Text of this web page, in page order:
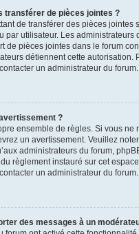
transférer de pièces jointes ?
de transférer des pièces jointes
par utilisateur. Les administrateurs
de pièces jointes dans le forum
détiennent cette autorisation.
un administrateur du forum.
?
ensemble de règles. Si vous ne
un avertissement. Veuillez
administrateurs du forum,
règlement instauré sur cet
un administrateur du forum.
des messages à un